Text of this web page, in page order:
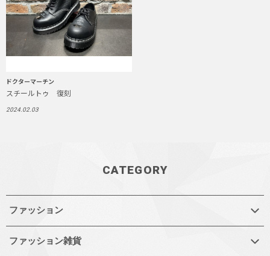
ドクターマーチン
スチールトゥ 復刻
2024.02.03
CATEGORY
ファッション
ファッション雑貨